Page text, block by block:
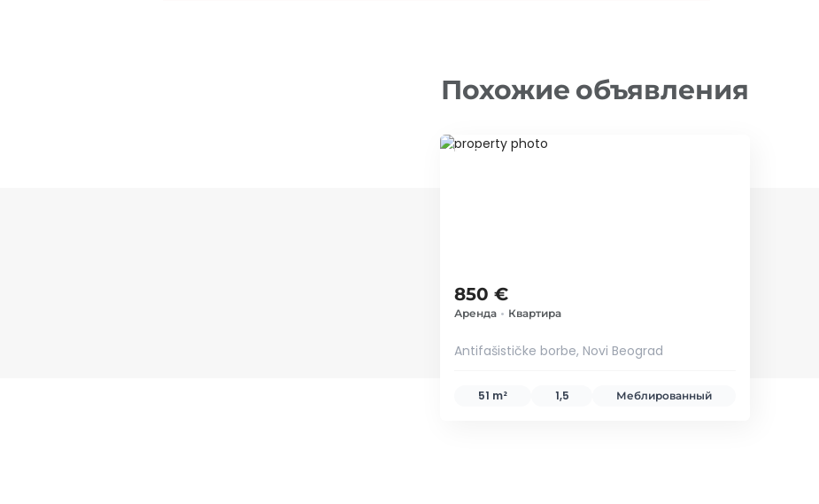
Похожие объявления
ID 35387
850 €
Аренда • Квартира
Antifašističke borbe, Novi Beograd
51 m² 1,5 Меблированный